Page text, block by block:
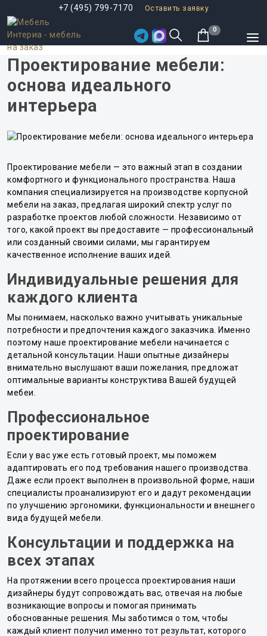
+7 (495) 799-7170 Оставить заявку
0
Проектирование мебели:
основа идеального
интерьера
Проектирование мебели — это важный этап в создании
комфортного и функционального пространства. Наша
компания специализируется на производстве корпусной
мебели на заказ, предлагая широкий спектр услуг по
разработке проектов любой сложности. Независимо от
того, какой проект вы предоставите — профессиональный
или созданный своими силами, мы гарантируем
качественное исполнение ваших идей.
Индивидуальные решения для
каждого клиента
Мы понимаем, насколько важно учитывать уникальные
потребности и предпочтения каждого заказчика. Именно
поэтому наше проектирование мебели начинается с
детальной консультации. Наши опытные дизайнеры
внимательно выслушают ваши пожелания, предложат
оптимальные варианты конструктива Вашей будущей
мебеи.
Профессиональное
проектирование
Если у вас уже есть готовый проект, мы поможем
адаптировать его под требования нашего производства.
Даже если проект выполнен в произвольной форме, наши
специалисты проанализируют его и дадут рекомендации
по улучшению эргономики, функциональности и внешнего
вида будущей мебели.
Консультации и поддержка на
всех этапах
На протяжении всего процесса проектирования наши
дизайнеры будут сопровождать вас, отвечая на любые
возникающие вопросы и помогая принимать
обоснованные решения. Мы заботимся о том, чтобы
каждый клиент получил именно тот результат, которого